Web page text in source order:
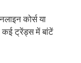
कोर्स या
कई ट्रेंड्स में बांटें